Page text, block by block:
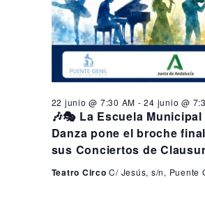
🎶🎭 La Escuela
Danza pone el broche
sus Conciertos de
22 junio @ 7:30 AM -24 junio @
Teatro CircoC/ Jesús, s/n, Puente